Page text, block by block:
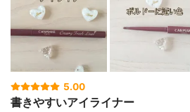
5.00
書きやすいアイライナー